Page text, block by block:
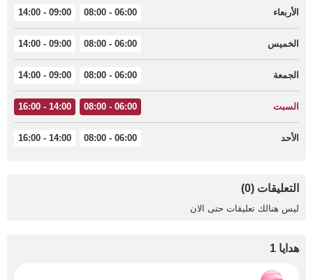
الأربعاء 06:00 - 08:00
09:00 - 14:00
الخميس 06:00 - 08:00
09:00 - 14:00
الجمعة 06:00 - 08:00
09:00 - 14:00
السبت 06:00 - 08:00
14:00 - 16:00
الأحد 06:00 - 08:00
14:00 - 16:00
التعليقات (0)
ليس هنالك تعليقات حتى الان
هدايا 1